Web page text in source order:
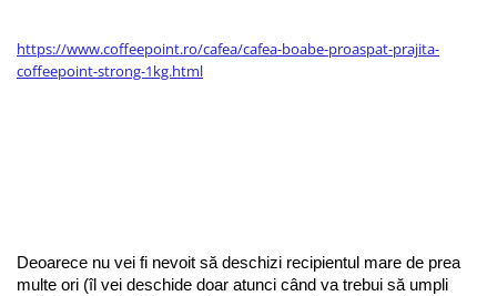
https://www.coffeepoint.ro/cafea/cafea-boabe-proaspat-prajita-
coffeepoint-strong-1kg.html
Deoarece nu vei fi nevoit să deschizi recipientul mare de prea
multe ori (îl vei deschide doar atunci când va trebui să umpli